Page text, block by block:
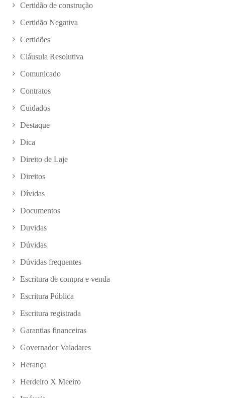
Certidão de construção
Certidão Negativa
Certidões
Cláusula Resolutiva
Comunicado
Contratos
Cuidados
Destaque
Dica
Direito de Laje
Direitos
Dívidas
Documentos
Duvidas
Dúvidas
Dúvidas frequentes
Escritura de compra e venda
Escritura Pública
Escritura registrada
Garantias financeiras
Governador Valadares
Herança
Herdeiro X Meeiro